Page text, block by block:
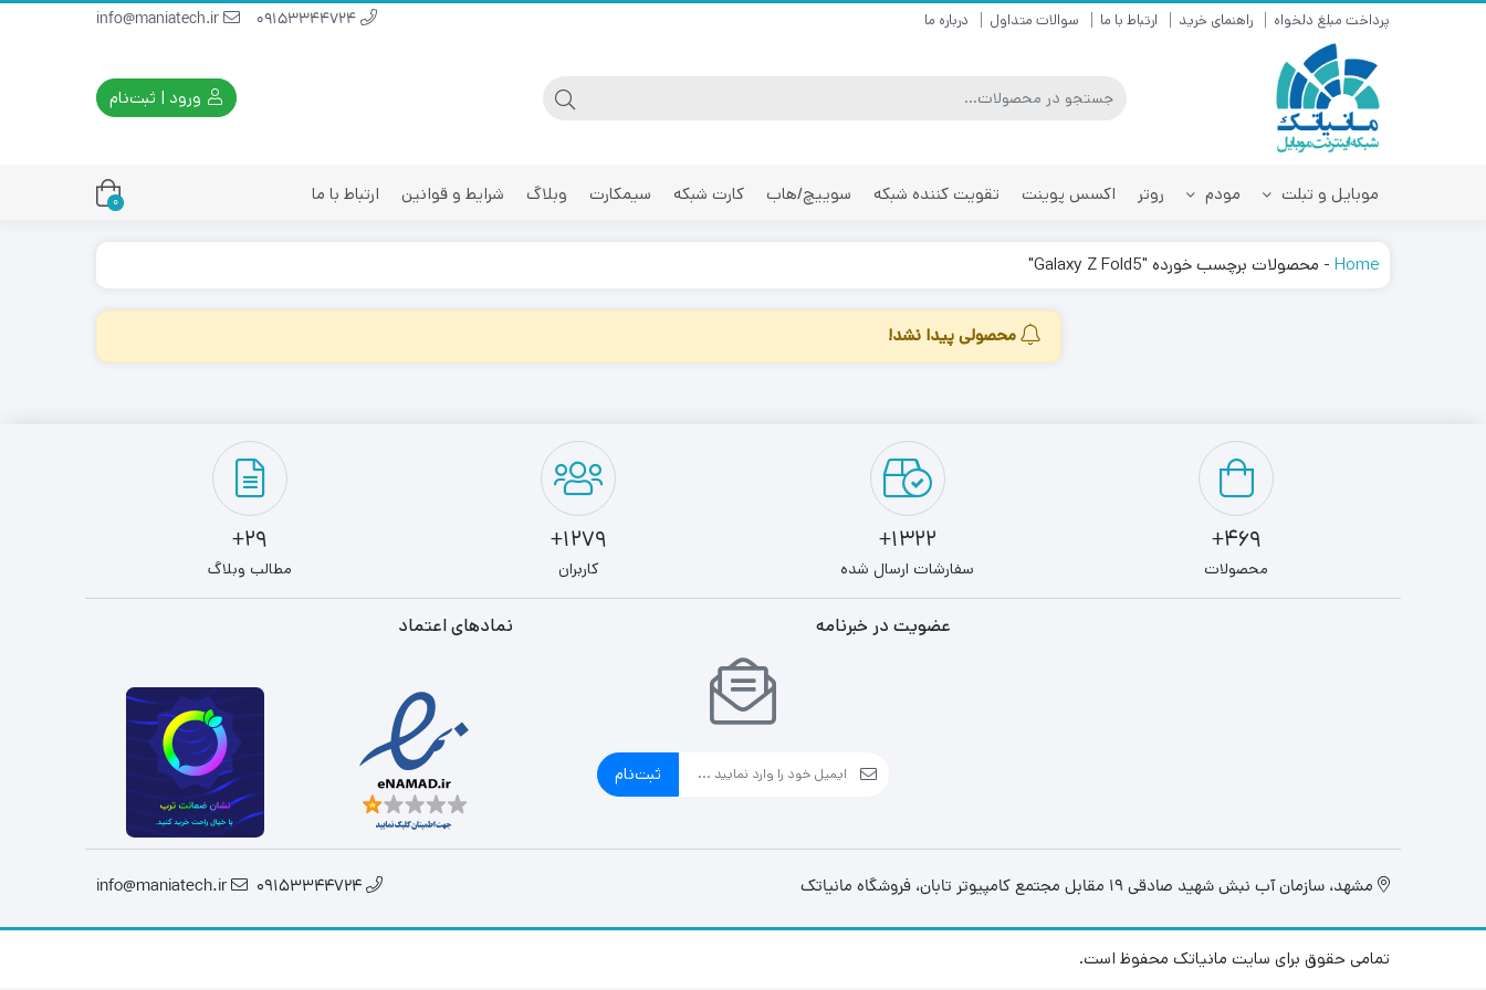
پرداخت مبلغ دلخواه راهنمای خرید ارتباط با ما سوالات متداول درباره ما
ورود | ثبت‌نام
موبایل و تبلت مودم روتر اکسس پوینت تقویت کننده شبکه سوییچ/هاب کارت شبکه سیمکارت وبلاگ شرایط و قوانین ارتباط با ما 0
Home
- محصولات برچسب خورده "Galaxy Z Fold5"
محصولی پیدا نشد!
469+
محصولات
1322+
سفارشات ارسال شده
1279+
کاربران
29+
مطالب وبلاگ
عضویت در خبرنامه
ثبت‌نام
نمادهای اعتماد
مشهد، سازمان آب نبش شهید صادقی 19 مقابل مجتمع کامپیوتر تابان، فروشگاه مانیاتک 09153344724
info@maniatech.ir
تمامی حقوق برای سایت مانیاتک محفوظ است.